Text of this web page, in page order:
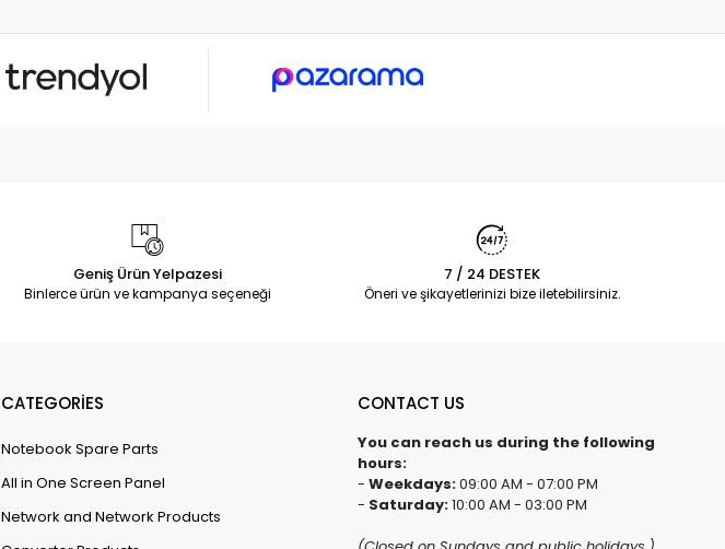
Geniş Ürün Yelpazesi
Binlerce ürün ve kampanya seçeneği
7 / 24 DESTEK
Öneri ve şikayetlerinizi bize iletebilirsiniz.
CATEGORİES
Notebook Spare Parts
All in One Screen Panel
Network and Network Products
CONTACT US
You can reach us during the following
hours:
- Weekdays:09:00 AM - 07:00 PM
- Saturday:10:00 AM - 03:00 PM